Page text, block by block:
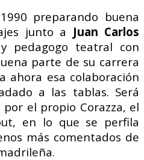
preparando buena
junto a Juan Carlos
pedagogo teatral con
parte de su carrera
ahora esa colaboración
a las tablas. Será
el propio Corazza, el
en lo que se perfila
más comentados de